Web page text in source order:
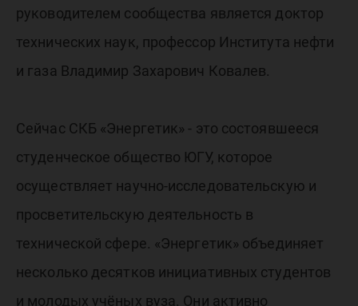
руководителем сообщества является доктор
технических наук, профессор Института нефти
и газа Владимир Захарович Ковалев.
Сейчас СКБ «Энергетик» - это состоявшееся
студенческое общество ЮГУ, которое
осуществляет научно-исследовательскую и
просветительскую деятельность в
технической сфере. «Энергетик» объединяет
несколько десятков инициативных студентов
и молодых учёных вуза. Они активно